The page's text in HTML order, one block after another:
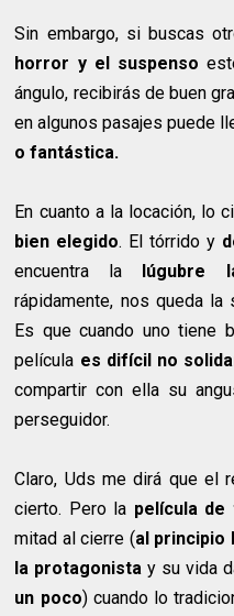
Sin embargo, si buscas
horror y el suspenso
ángulo, recibirás de buen
en algunos pasajes puede
o fantástica.
En cuanto a la locación, lo
bien elegido. El tórrido y
encuentra la lúgubre
rápidamente, nos queda
Es que cuando uno tiene
película es difícil no
compartir con ella su
perseguidor.
Claro, Uds me dirá que el
cierto. Pero la película
mitad al cierre (al principio
la protagonista y su vida
un poco) cuando lo